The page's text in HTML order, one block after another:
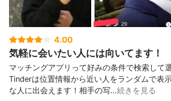
4.00
気軽に会いたい人には向いてます！
マッチングアプリって好みの条件で検索して
Tinderは位置情報から近い人をランダムで表
な人に出会えます！相手の写…続きを見る